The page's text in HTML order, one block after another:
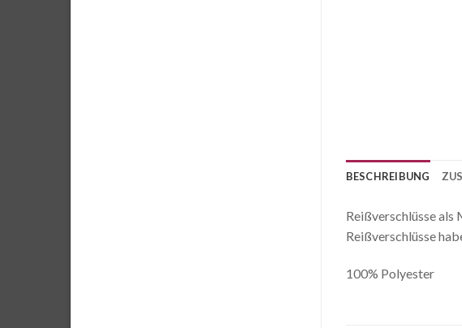
BESCHREIBUNG
Reißverschlüsse als
Reißverschlüsse
100% Polyester